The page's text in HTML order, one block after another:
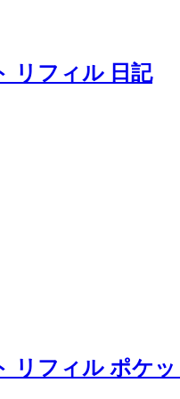
リフィル 日記
リフィル ポケ